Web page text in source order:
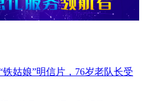
姑娘”明信片，76岁老队长受